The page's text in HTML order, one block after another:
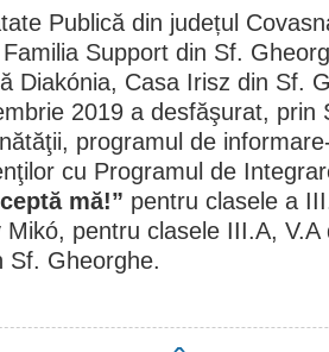
Publică din județul
Support din Sf.
Diakónia, Casa Irisz din Sf.
2019 a desfăşurat, prin
programul de
cu Programul de
mă!” pentru clasele a
Mikó, pentru clasele III.A,
Sf. Gheorghe.